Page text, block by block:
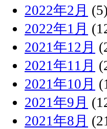
2022年2月 (5)
2022年1月
2021年12月
2021年11月
2021年10月
2021年9月
2021年8月